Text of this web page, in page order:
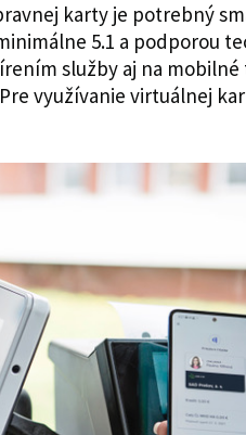
karty je potrebný
5.1 a podporou
služby aj na
využívanie virtuálnej